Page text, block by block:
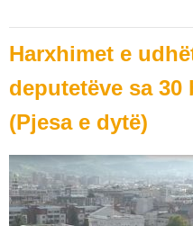
Harxhimet e
deputetëve sa 30
(Pjesa e dytë)